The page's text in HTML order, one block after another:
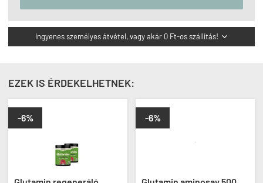
Ingyenes személyes átvétel, vagy akár 0 Ft-os szállítás! 
EZEK IS ÉRDEKELHETNEK:
-6% -6%